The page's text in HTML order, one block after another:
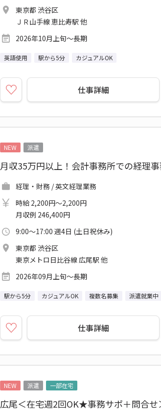
東京都 渋谷区
ＪＲ山手線 恵比寿駅 他
2026年10月上旬～長期
英語使用 駅から5分 カジュアルOK
仕事詳細
NEW 派遣
月収35万円以上！会計事務所での経理
経理・財務 / 英文経理業務
時給 2,200円～2,200円
月収例 246,400円
9:00～17:00 週4日 (土日祝休み)
東京都 渋谷区
東京メトロ日比谷線 広尾駅 他
2026年09月上旬～長期
駅から5分 カジュアルOK 複数名募集 派遣就業中
仕事詳細
NEW 派遣 一部在宅
広尾＜在宅週2回OK★事務サポ＋問合せ